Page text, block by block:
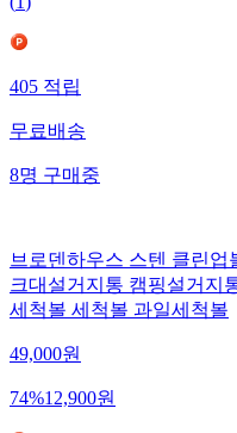
(1)
405적립
무료배송
8명구매중
브로덴하우스 스텐 클린업
크대설거지통 캠핑설거지
세척볼 세척볼 과일세척볼
49,000원
74%12,900원